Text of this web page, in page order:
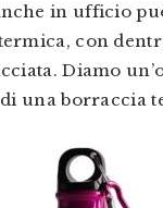
in ufficio
con
Diamo
una borraccia